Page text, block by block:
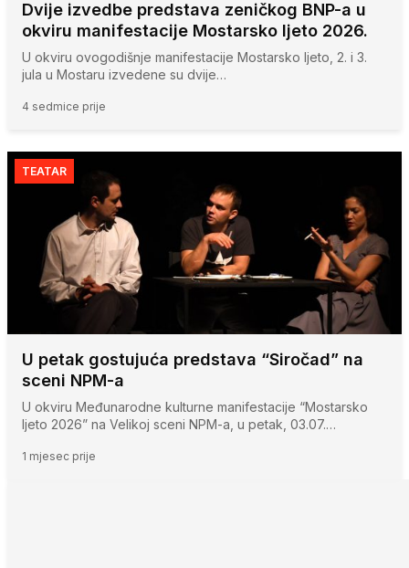
Dvije izvedbe predstava zeničkog BNP-a u
okviru manifestacije Mostarsko ljeto 2026.
U okviru ovogodišnje manifestacije Mostarsko ljeto, 2. i 3.
jula u Mostaru izvedene su dvije…
4 sedmice prije
TEATAR
U petak gostujuća predstava “Siročad” na
sceni NPM-a
U okviru Međunarodne kulturne manifestacije “Mostarsko
ljeto 2026” na Velikoj sceni NPM-a, u petak, 03.07.…
1 mjesec prije